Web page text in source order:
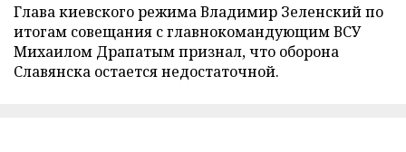
Глава киевского режима Владимир Зеленский по
итогам совещания с главнокомандующим ВСУ
Михаилом Драпатым признал, что оборона
Славянска остается недостаточной.